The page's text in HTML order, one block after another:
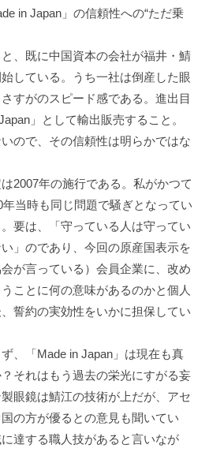
in Japan」の信頼性への“ただ乗
、既に中国資本の会社が福井・鯖
している。うち一社は倒産した眼
すがのスピード感である。進出目
」として輸出販売すること。
ので、その信頼性は明らかではな
2007年の施行である。私がかつて
当時も同じ問題で騒ぎとなってい
要は、「守っている人は守ってい
」のであり、今回の原産国表示を
が言っている）会員企業に、改め
ことに何の意味があるのかと個人
誓約の実効性をいかに担保してい
、「Made in Japan」は現在も真
それはもう過去の栄光にすがる妄
眼鏡は鯖江の技術が上だが、アセ
の方が優るとの意見も聞いてい
達する職人技があると言いなが